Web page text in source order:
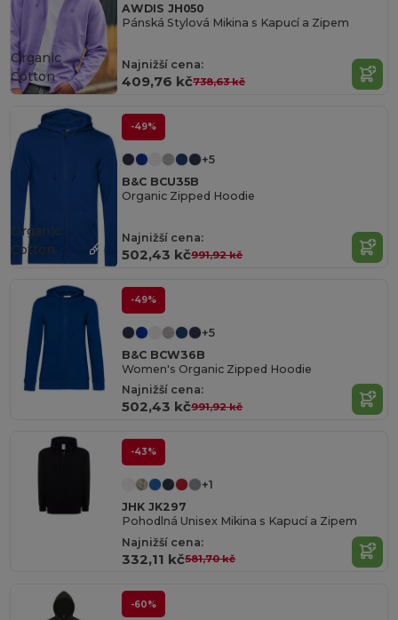
AWDIS JH050
Pánská Stylová Mikina s Kapucí a Zipem
Najnižší cena:
409,76 kč738,63 kč
Organic
Cotton
-49%
+5
B&C BCU35B
Organic Zipped Hoodie
Najnižší cena:
502,43 kč991,92 kč
Organic
Cotton
-49%
+5
B&C BCW36B
Women's Organic Zipped Hoodie
Najnižší cena:
502,43 kč991,92 kč
-43%
+1
JHK JK297
Pohodlná Unisex Mikina s Kapucí a Zipem
Najnižší cena:
332,11 kč581,70 kč
-60%